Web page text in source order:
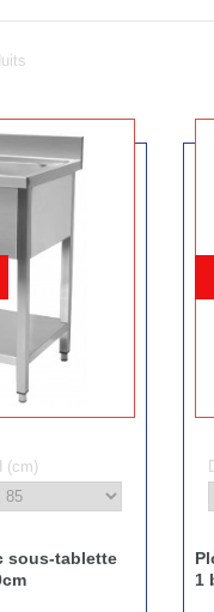
(cm)
sous-tablette
1